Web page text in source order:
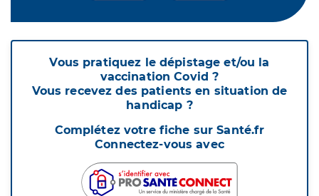
Vous pratiquez le dépistage et/ou la
vaccination Covid ?
Vous recevez des patients en situation de
handicap ?
Complétez votre fiche sur Santé.fr
Connectez-vous avec